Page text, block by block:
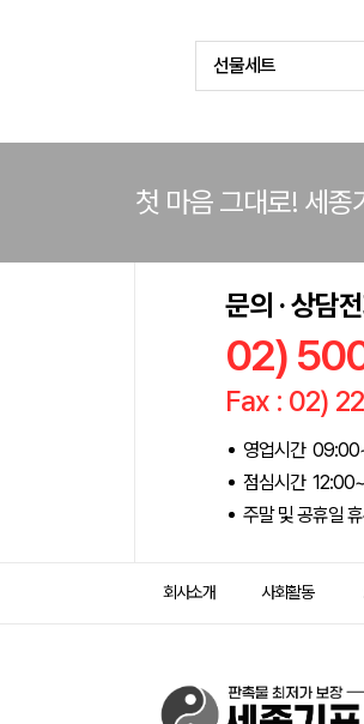
선물세트
첫 마음 그대로! 세
문의 · 상담
02)
Fax : 02)
영업시간
점심시간
주말 및 공휴일
회사소개 사회활동